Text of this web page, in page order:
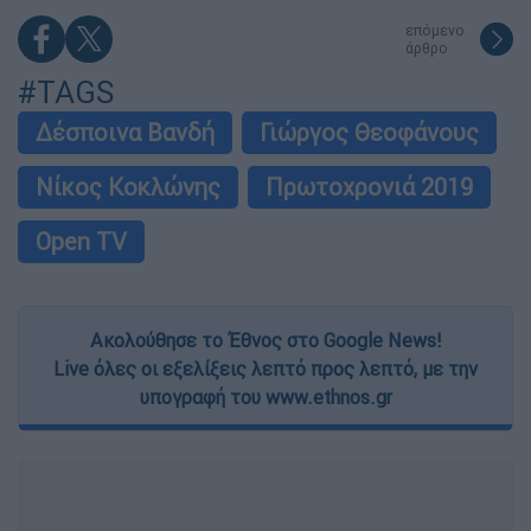
επόμενο
άρθρο
#TAGS
Δέσποινα Βανδή
Γιώργος Θεοφάνους
Νίκος Κοκλώνης
Πρωτοχρονιά 2019
Open TV
Ακολούθησε το Έθνος στο Google News!
Live όλες οι εξελίξεις λεπτό προς λεπτό, με την
υπογραφή του www.ethnos.gr